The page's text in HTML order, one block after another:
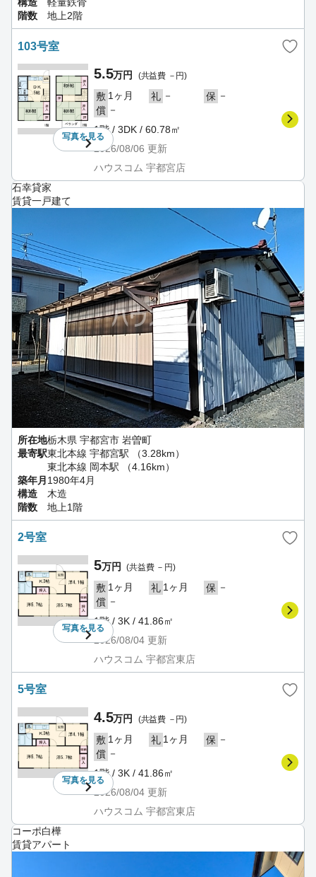
構造
軽量鉄骨
階数
地上2階
103号室
写真を見る
5.5万円 (共益費 －円)
敷 1ヶ月 礼 － 保 －
償 －
1階 / 3DK / 60.78㎡
2026/08/06 更新
ハウスコム 宇都宮店
石幸貸家
賃貸一戸建て
所在地栃木県 宇都宮市 岩曽町
最寄駅東北本線 宇都宮駅 （3.28km）
東北本線 岡本駅 （4.16km）
築年月 1980年4月
構造
木造
階数
地上1階
2号室
写真を見る
5万円 (共益費 －円)
敷 1ヶ月 礼 1ヶ月 保 －
償 －
1階 / 3K / 41.86㎡
2026/08/04 更新
ハウスコム 宇都宮東店
5号室
写真を見る
4.5万円 (共益費 －円)
敷 1ヶ月 礼 1ヶ月 保 －
償 －
1階 / 3K / 41.86㎡
2026/08/04 更新
ハウスコム 宇都宮東店
コーポ白樺
賃貸アパート